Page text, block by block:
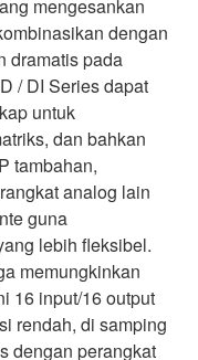
mengesankan
dengan
dramatis pada
/ DI Series dapat
untuk
dan bahkan
tambahan,
analog lain
guna
lebih fleksibel.
memungkinkan
16 input/16 output
rendah, di samping
dengan perangkat